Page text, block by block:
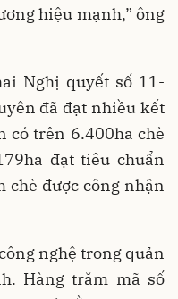
hiệu mạnh,” ông
Nghị quyết số 11-
đã đạt nhiều kết
có trên 6.400ha chè
đạt tiêu chuẩn
chè được công nhận
nghệ trong quản
Hàng trăm mã số